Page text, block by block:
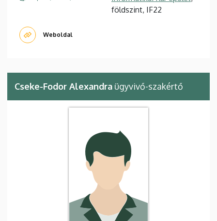
földszint, IF22
Weboldal
Cseke-Fodor Alexandra ügyvivő-szakértő